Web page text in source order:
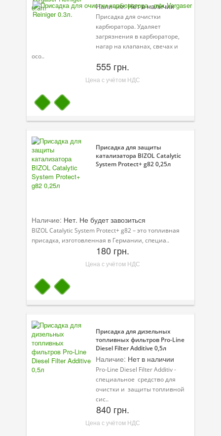
Наличие:Нет в наличии
Присадка для очистки
карбюратора. Удаляет
загрязнения в карбюраторе,
нагар на клапанах, свечах и
осо..
555 грн.
Цена с учётом НДС
Присадка для защиты
катализатора BIZOL Catalytic
System Protect+ g82 0,25л
Наличие: Нет. Не будет завозиться
BIZOL Catalytic System Protect+ g82 – это топливная
присадка, изготовленная в Германии, специа..
180 грн.
Цена с учётом НДС
Присадка для дизельных
топливных фильтров Pro-Line
Diesel Filter Additive 0,5л
Наличие: Нет в наличии
Pro-Line Diesel Filter Additiv -
специальное средство для
очистки и защиты топливной
сис..
840 грн.
Цена с учётом НДС